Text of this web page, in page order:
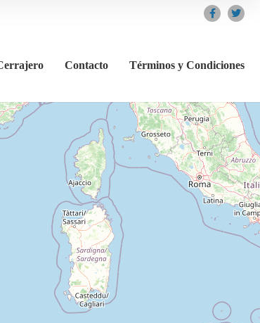
Contacto Términos y Condiciones